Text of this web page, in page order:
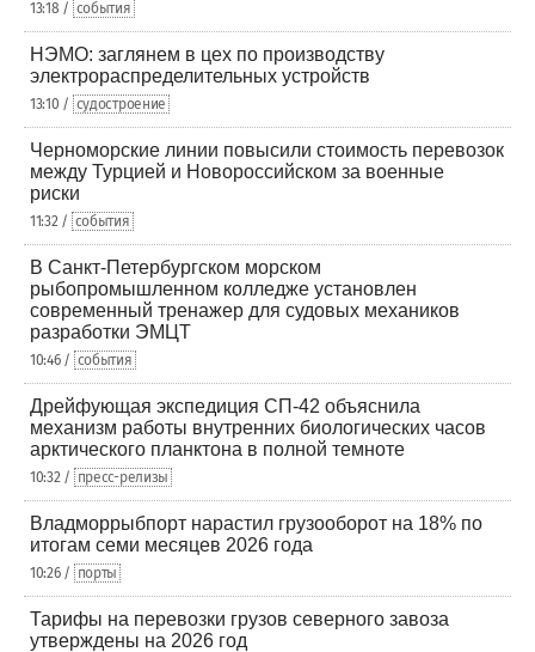
13:18 / события
НЭМО: заглянем в цех по производству
электрораспределительных устройств
13:10 / судостроение
Черноморские линии повысили стоимость перевозок
между Турцией и Новороссийском за военные
риски
11:32 / события
В Санкт-Петербургском морском
рыбопромышленном колледже установлен
современный тренажер для судовых механиков
разработки ЭМЦТ
10:46 / события
Дрейфующая экспедиция СП-42 объяснила
механизм работы внутренних биологических часов
арктического планктона в полной темноте
10:32 / пресс-релизы
Владморрыбпорт нарастил грузооборот на 18% по
итогам семи месяцев 2026 года
10:26 / порты
Тарифы на перевозки грузов северного завоза
утверждены на 2026 год